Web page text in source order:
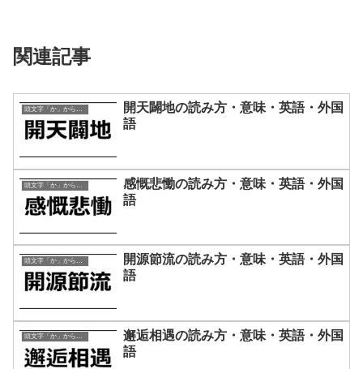
関連記事
頭文字「か」から始まる四字熟語
開天闢地の読み方・意味・英語・外国
語
感慨悲慟の読み方・意味・英語・外国
語
頭文字「か」から始まる四字熟語
開源節流の読み方・意味・英語・外国
語
頭文字「か」から始まる四字熟語
邂逅相遇の読み方・意味・英語・外国
語